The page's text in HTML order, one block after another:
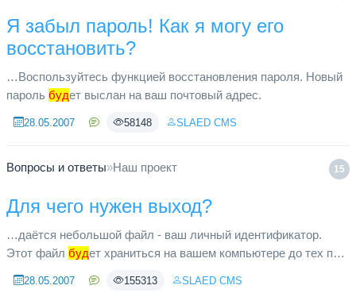
Я забыл пароль! Как я могу его
восстановить?
…Воспользуйтесь функцией восстановления пароля. Новый
пароль будет выслан на ваш почтовый адрес.
28.05.2007 58148 SLAED CMS
15
Вопросы и ответы»Наш проект
Для чего нужен выход?
…даётся небольшой файл - ваш личный идентификатор.
Этот файл будет храниться на вашем компьютере до тех пор,
существу, унич...
28.05.2007 155313 SLAED CMS